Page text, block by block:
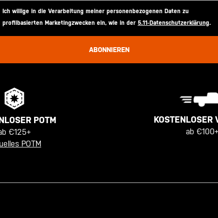
Ich willige in die Verarbeitung meiner personenbezogenen Daten zu
profilbasierten Marketingzwecken ein, wie in der 5.11-Datenschutzerklärung.
ABONNIEREN
POTM
€125+
POTM
KOSTENLOSER
ab